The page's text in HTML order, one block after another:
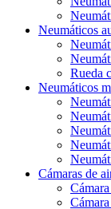
Neumáticos
Rueda
Neumáticos
Cámaras de